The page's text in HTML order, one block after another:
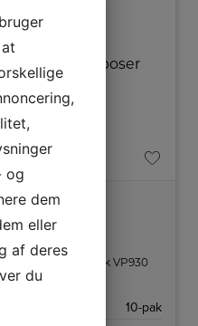
til Nilfisk VP930
til GD930.
10-pak
og
dem
eller
af deres
du